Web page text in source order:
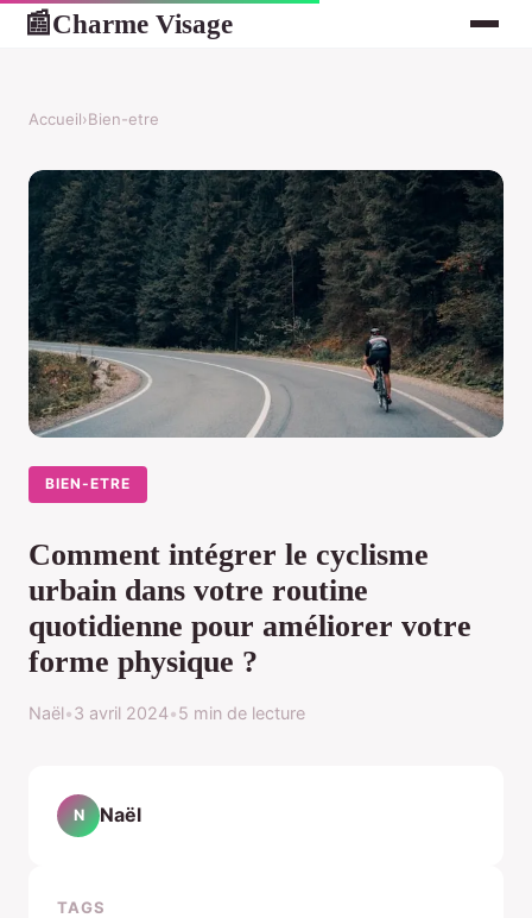
📰Charme Visage
Accueil›Bien-etre
BIEN-ETRE
Comment intégrer le cyclisme
urbain dans votre routine
quotidienne pour améliorer votre
forme physique ?
Naël•3 avril 2024•5 min de lecture
N Naël
TAGS